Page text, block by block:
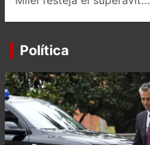
Política